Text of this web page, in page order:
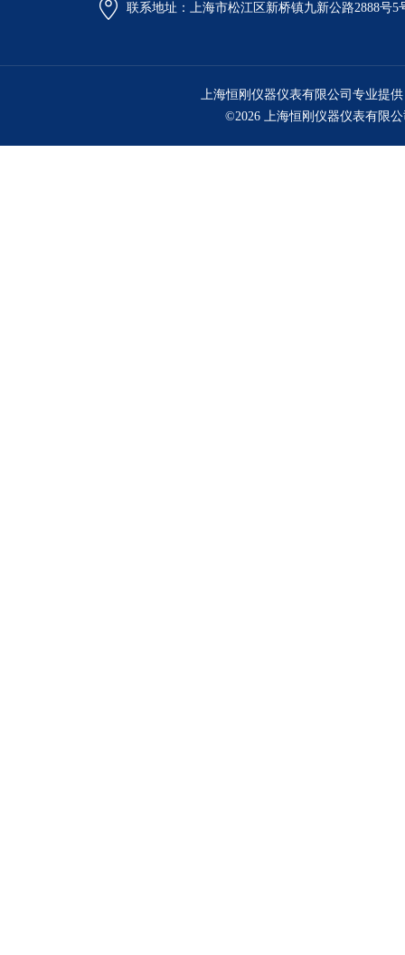
联系地址：上海市松江区新桥镇九新公路2888号5
上海恒刚仪器仪表有限公司专业提
©2026 上海恒刚仪器仪表有限